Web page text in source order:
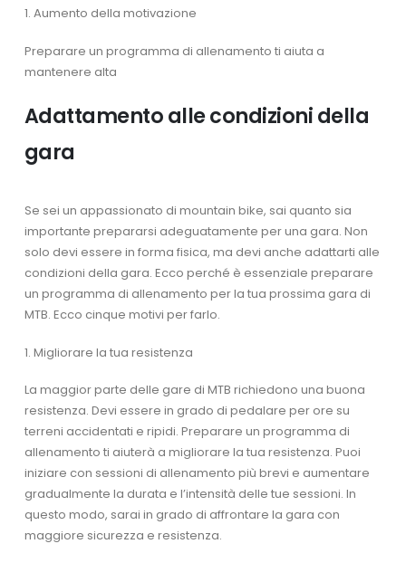
1. Aumento della motivazione
Preparare un programma di allenamento ti aiuta a
mantenere alta
Adattamento alle condizioni della
gara
Se sei un appassionato di mountain bike, sai quanto sia
importante prepararsi adeguatamente per una gara. Non
solo devi essere in forma fisica, ma devi anche adattarti alle
condizioni della gara. Ecco perché è essenziale preparare
un programma di allenamento per la tua prossima gara di
MTB. Ecco cinque motivi per farlo.
1. Migliorare la tua resistenza
La maggior parte delle gare di MTB richiedono una buona
resistenza. Devi essere in grado di pedalare per ore su
terreni accidentati e ripidi. Preparare un programma di
allenamento ti aiuterà a migliorare la tua resistenza. Puoi
iniziare con sessioni di allenamento più brevi e aumentare
gradualmente la durata e l’intensità delle tue sessioni. In
questo modo, sarai in grado di affrontare la gara con
maggiore sicurezza e resistenza.